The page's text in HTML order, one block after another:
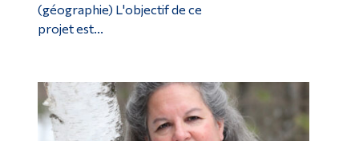
(géographie) L'objectif de ce
projet est...